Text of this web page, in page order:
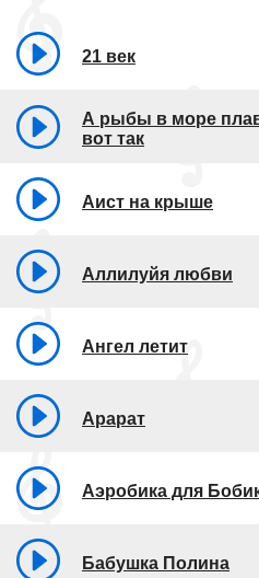
21 век
А рыбы в море
вот так
Аист на крыше
Аллилуйя любви
Ангел летит
Арарат
Аэробика для
Бабушка Полина